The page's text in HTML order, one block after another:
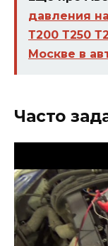
давления
Т200 Т250
Москве в
Часто